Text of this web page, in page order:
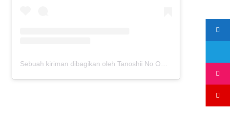
Sebuah kiriman dibagikan oleh Tanoshii No Omatsuri - Jawa Timur Park 3 (@tanoshiinoomatsuri)